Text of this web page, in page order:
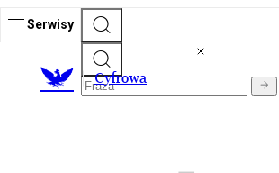
Serwisy
Cyfrowa